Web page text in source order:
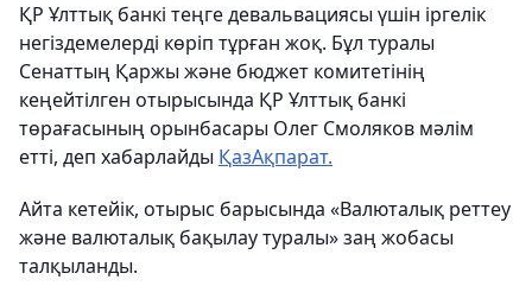
ҚР Ұлттық банкі теңге девальвациясы үшін іргелік
негіздемелерді көріп тұрған жоқ. Бұл туралы
Сенаттың Қаржы және бюджет комитетінің
кеңейтілген отырысында ҚР Ұлттық банкі
төрағасының орынбасары Олег Смоляков мәлім
етті, деп хабарлайды ҚазАқпарат.
Айта кетейік, отырыс барысында «Валюталық реттеу
және валюталық бақылау туралы» заң жобасы
талқыланды.